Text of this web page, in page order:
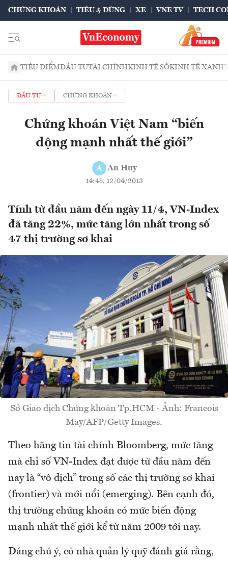
CHỨNG KHOÁN TIÊU & DÙNG XE VNE TV TECH
TIÊU ĐIỂMĐẦU TƯTÀI CHÍNHKINH TẾ SỐKINH TẾ XANH
ĐẦU TƯ CHỨNG KHOÁN
Chứng khoán Việt Nam “biến
động mạnh nhất thế giới”
A An Huy
14:48, 12/04/2013
Tính từ đầu năm đến ngày 11/4, VN-Index
đã tăng 22%, mức tăng lớn nhất trong số
47 thị trường sơ khai
Sở Giao dịch Chứng khoán Tp.HCM - Ảnh: Francois
May/AFP/Getty Images.
Theo hãng tin tài chính Bloomberg, mức tăng
mà chỉ số VN-Index đạt được từ đầu năm đến
nay là “vô địch” trong số các thị trường sơ khai
(frontier) và mới nổi (emerging). Bên cạnh đó,
thị trường chứng khoán có mức biến động
mạnh nhất thế giới kể từ năm 2009 tới nay.
Đáng chú ý, có nhà quản lý quỹ đánh giá rằng,